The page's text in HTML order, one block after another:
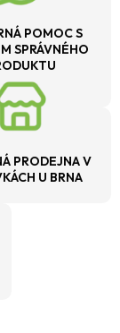
POMOC S
SPRÁVNÉHO
PRODEJNA V
U BRNA